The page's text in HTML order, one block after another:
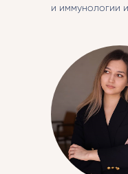
и иммунологии